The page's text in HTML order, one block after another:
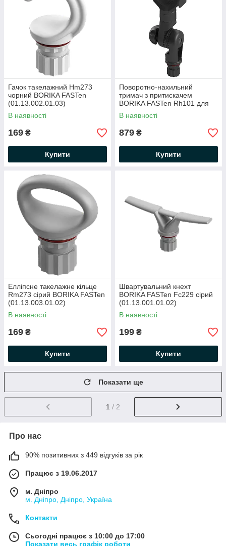
Гачок такелажний Hm273
чорний BORIKA FASTen
(01.13.002.01.03)
В наявності
169 ₴
Купити
Поворотно-нахильний
тримач з притискачем
BORIKA FASTen Rh101 для
фіксації предметів d від 15 до
50 мм (01.13.009.01.43)
В наявності
879 ₴
Купити
Елліпсне такелажне кільце
Rm273 сірий BORIKA FASTen
(01.13.003.01.02)
В наявності
169 ₴
Купити
Швартувальний кнехт
BORIKA FASTen Fc229 сірий
(01.13.001.01.02)
В наявності
199 ₴
Купити
Показати ще
1 / 2
Про нас
90% позитивних з 449 відгуків за рік
Працює з 19.06.2017
м. Дніпро
м. Дніпро, Дніпро, Україна
Контакти
Сьогодні працює з 10:00 до 17:00
Показати весь графік роботи